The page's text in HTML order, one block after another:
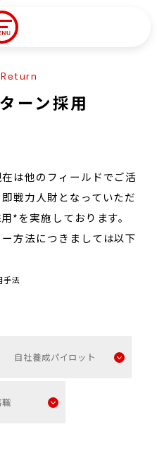
キャリア
ENTRY/LOGIN
ーン採用
は他のフィールドでご活
戦力人財となっていただ
*を実施しております。
方法につきましては以下
手法
自社養成パイロット